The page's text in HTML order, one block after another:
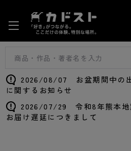
2026/08/07 お盆期間中の
に関するお知らせ
2026/07/29 令和8年熊本地
お届け遅延につきまして